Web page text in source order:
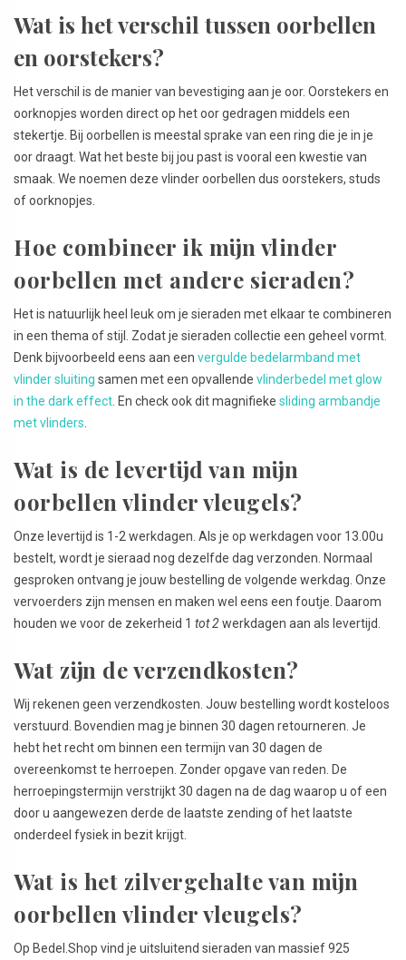
Wat is het verschil tussen oorbellen
en oorstekers?
Het verschil is de manier van bevestiging aan je oor. Oorstekers en
oorknopjes worden direct op het oor gedragen middels een
stekertje. Bij oorbellen is meestal sprake van een ring die je in je
oor draagt. Wat het beste bij jou past is vooral een kwestie van
smaak. We noemen deze vlinder oorbellen dus oorstekers, studs
of oorknopjes.
Hoe combineer ik mijn vlinder
oorbellen met andere sieraden?
Het is natuurlijk heel leuk om je sieraden met elkaar te combineren
in een thema of stijl. Zodat je sieraden collectie een geheel vormt.
Denk bijvoorbeeld eens aan een vergulde bedelarmband met
vlinder sluiting samen met een opvallende vlinderbedel met glow
in the dark effect . En check ook dit magnifieke sliding armbandje
met vlinders
Wat is de levertijd van mijn
oorbellen vlinder vleugels?
Onze levertijd is 1-2 werkdagen. Als je op werkdagen voor 13.00u
bestelt, wordt je sieraad nog dezelfde dag verzonden. Normaal
gesproken ontvang je jouw bestelling de volgende werkdag. Onze
vervoerders zijn mensen en maken wel eens een foutje. Daarom
houden we voor de zekerheid 1 tot 2werkdagen aan als levertijd.
Wat zijn de verzendkosten?
Wij rekenen geen verzendkosten. Jouw bestelling wordt kosteloos
verstuurd. Bovendien mag je binnen 30 dagen retourneren. Je
hebt het recht om binnen een termijn van 30 dagen de
overeenkomst te herroepen. Zonder opgave van reden. De
herroepingstermijn verstrijkt 30 dagen na de dag waarop u of een
door u aangewezen derde de laatste zending of het laatste
onderdeel fysiek in bezit krijgt.
Wat is het zilvergehalte van mijn
oorbellen vlinder vleugels?
Op Bedel.Shop vind je uitsluitend sieraden van massief 925